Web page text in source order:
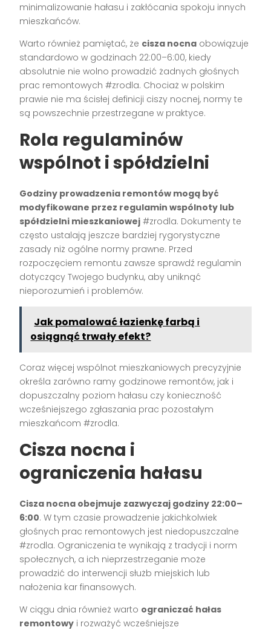
minimalizowanie hałasu i zakłócania spokoju innych
mieszkańców.
Warto również pamiętać, że cisza nocna obowiązuje
standardowo w godzinach 22:00–6:00, kiedy
absolutnie nie wolno prowadzić żadnych głośnych
prac remontowych #zrodla. Chociaż w polskim
prawie nie ma ścisłej definicji ciszy nocnej, normy te
są powszechnie przestrzegane w praktyce.
Rola regulaminów
wspólnot i spółdzielni
Godziny prowadzenia remontów mogą być
modyfikowane przez regulamin wspólnoty lub
spółdzielni mieszkaniowej #zrodla. Dokumenty te
często ustalają jeszcze bardziej rygorystyczne
zasady niż ogólne normy prawne. Przed
rozpoczęciem remontu zawsze sprawdź regulamin
dotyczący Twojego budynku, aby uniknąć
nieporozumień i problemów.
Jak pomalować łazienkę farbą i
osiągnąć trwały efekt?
Coraz więcej wspólnot mieszkaniowych precyzyjnie
określa zarówno ramy godzinowe remontów, jak i
dopuszczalny poziom hałasu czy konieczność
wcześniejszego zgłaszania prac pozostałym
mieszkańcom #zrodla.
Cisza nocna i
ograniczenia hałasu
Cisza nocna obejmuje zazwyczaj godziny 22:00–
6:00. W tym czasie prowadzenie jakichkolwiek
głośnych prac remontowych jest niedopuszczalne
#zrodla. Ograniczenia te wynikają z tradycji i norm
społecznych, a ich nieprzestrzeganie może
prowadzić do interwencji służb miejskich lub
nałożenia kar finansowych.
W ciągu dnia również warto ograniczać hałas
remontowy i rozważyć wcześniejsze